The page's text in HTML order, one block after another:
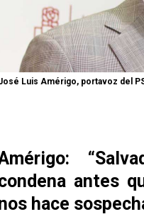
Luis Amérigo, portavoz del
antes
hace